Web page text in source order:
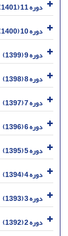
دوره 11 (1401)
دوره 10 (1400)
دوره 9 (1399)
دوره 8 (1398)
دوره 7 (1397)
دوره 6 (1396)
دوره 5 (1395)
دوره 4 (1394)
دوره 3 (1393)
دوره 2 (1392)